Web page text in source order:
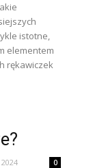
istotne,
elementem
rękawiczek
0